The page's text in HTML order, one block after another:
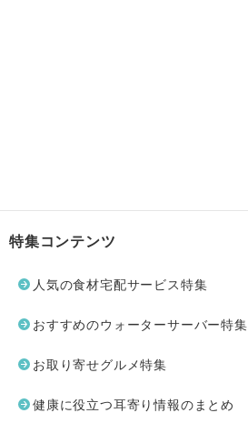
特集コンテンツ
人気の食材宅配サービス特集
おすすめのウォーターサーバー特集
お取り寄せグルメ特集
健康に役立つ耳寄り情報のまとめ